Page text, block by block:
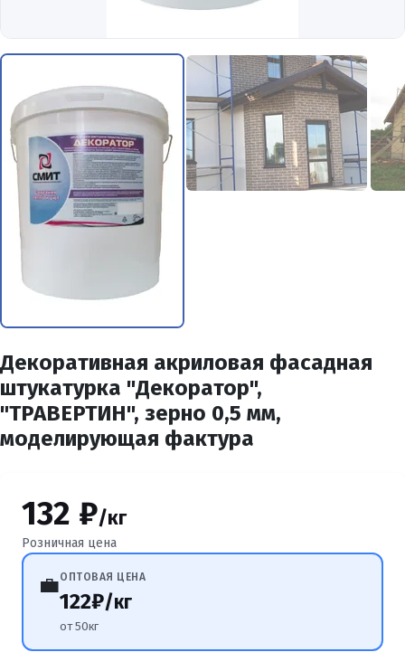
Декоративная акриловая фасадная
штукатурка "Декоратор",
"ТРАВЕРТИН", зерно 0,5 мм,
моделирующая фактура
132 ₽/кг
Розничная цена
💼ОПТОВАЯ ЦЕНА
122₽/кг
от 50кг